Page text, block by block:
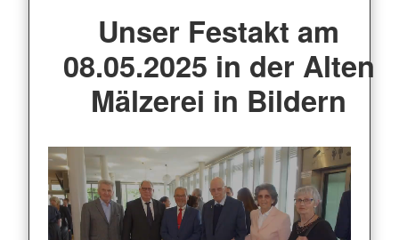
Unser Festakt am
08.05.2025 in der Alten
Mälzerei in Bildern